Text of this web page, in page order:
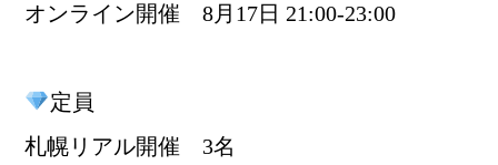
オンライン開催 8月17日 21:00-23:00
定員
札幌リアル開催 3名